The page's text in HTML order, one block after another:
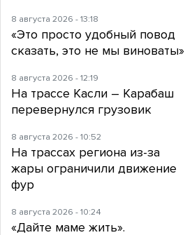
8 августа 2026 - 13:18
«Это просто удобный повод
сказать, это не мы виноваты»
8 августа 2026 - 12:19
На трассе Касли – Карабаш
перевернулся грузовик
8 августа 2026 - 10:52
На трассах региона из-за
жары ограничили движение
фур
8 августа 2026 - 10:24
«Дайте маме жить».